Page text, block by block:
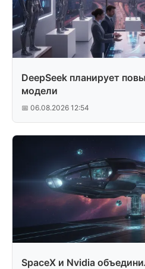
DeepSeek планирует
модели
📅 06.08.2026 12:54
SpaceX и Nvidia